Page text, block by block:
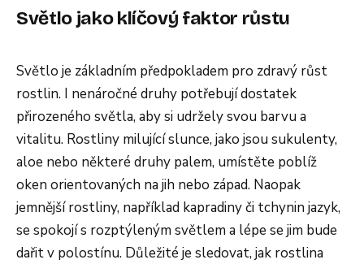
Světlo jako klíčový faktor růstu
Světlo je základním předpokladem pro zdravý růst
rostlin. I nenáročné druhy potřebují dostatek
přirozeného světla, aby si udržely svou barvu a
vitalitu. Rostliny milující slunce, jako jsou sukulenty,
aloe nebo některé druhy palem, umístěte poblíž
oken orientovaných na jih nebo západ. Naopak
jemnější rostliny, například kapradiny či tchynin jazyk,
se spokojí s rozptýleným světlem a lépe se jim bude
dařit v polostínu. Důležité je sledovat, jak rostlina